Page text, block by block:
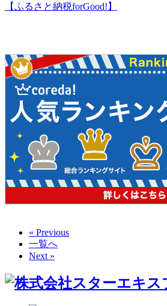
【ふるさと納税forGood!】
« Previous
一覧へ
Next »